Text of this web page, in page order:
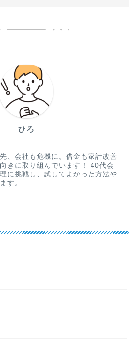
ひろ
、会社も危機に。借金も家計改善
きに取り組んでいます！ 40代会
に挑戦し、試してよかった方法や
す。